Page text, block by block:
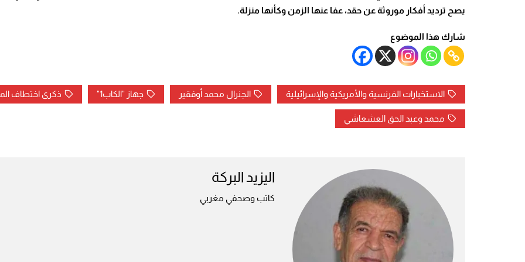
يصح ترديد أفكار موروثة عن حقد، عفا عنها الزمن وكأنها منزلة.
شارك هذا الموضوع
الاستخبارات الفرنسية والأمريكية والإسرائيلية الجنرال محمد أوفقير جهاز "الكاب1" ذكرى اختطاف
محمد وعبد الحق العشعاشي
اليزيد البركة
كاتب وصحفي مغربي